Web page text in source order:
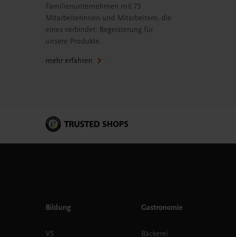
Familienunternehmen mit 75
Mitarbeiterinnen und Mitarbeitern, die
eines verbindet: Begeisterung für
unsere Produkte.
mehr erfahren
Bildung
VS
Gastronomie
Bäckerei